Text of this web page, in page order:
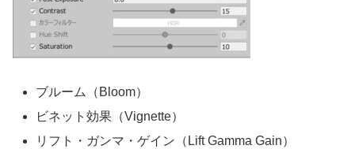
ブルーム（Bloom）
ビネット効果（Vignette）
リフト・ガンマ・ゲイン（Lift Gamma Gain）